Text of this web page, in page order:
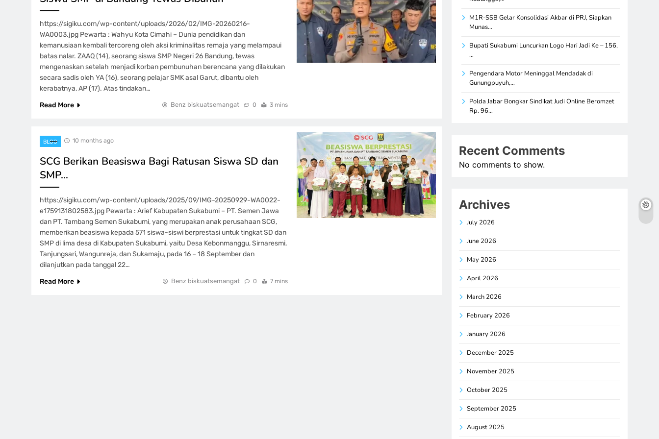
https://sigiku.com/wp-content/uploads/2026/02/IMG-20260216-
WA0003.jpg Pewarta : Wahyu Kota Cimahi – Dunia pendidikan dan
kemanusiaan kembali tercoreng oleh aksi kriminalitas remaja yang melampaui
batas nalar. ZAAQ (14), seorang siswa SMP Negeri 26 Bandung, tewas
mengenaskan setelah menjadi korban pembunuhan berencana yang dilakukan
secara sadis oleh YA (16), seorang pelajar SMK asal Garut, dibantu oleh
kerabatnya, AP (17). Atas tindakan…
Read More
Benz biskuatsemangat 0 3 mins
BLOG 10 months ago
SCG Berikan Beasiswa Bagi Ratusan Siswa SD dan
SMP…
https://sigiku.com/wp-content/uploads/2025/09/IMG-20250929-WA0022-
e1759131802583.jpg Pewarta : Arief Kabupaten Sukabumi – PT. Semen Jawa
dan PT. Tambang Semen Sukabumi, yang merupakan anak perusahaan SCG,
memberikan beasiswa kepada 571 siswa-siswi berprestasi untuk tingkat SD dan
SMP di lima desa di Kabupaten Sukabumi, yaitu Desa Kebonmanggu, Sirnaresmi,
Tanjungsari, Wangunreja, dan Sukamaju, pada 16 – 18 September dan
dilanjutkan pada tanggal 22…
Read More
Benz biskuatsemangat 0 7 mins
M1R-SSB Gelar Konsolidasi Akbar di PRJ, Siapkan
Munas…
Bupati Sukabumi Luncurkan Logo Hari Jadi Ke – 156,
…
Pengendara Motor Meninggal Mendadak di
Gunungpuyuh,…
Polda Jabar Bongkar Sindikat Judi Online Beromzet
Rp. 96…
Recent Comments
No comments to show.
Archives
July 2026
June 2026
May 2026
April 2026
March 2026
February 2026
January 2026
December 2025
November 2025
October 2025
September 2025
August 2025